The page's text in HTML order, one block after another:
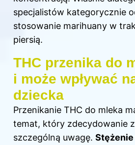
specjalistów kategorycznie
stosowanie marihuany w
piersią.
THC przenika do
i może wpływać
dziecka
Przenikanie THC do mleka
temat, który zdecydowanie
szczególną uwagę.